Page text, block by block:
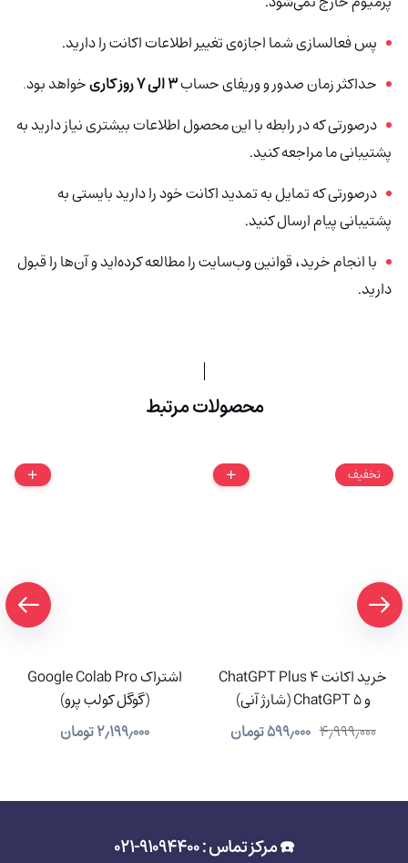
پس فعالسازی شما اجازه‌ی تغییر اطلاعات اکانت را دارید.
حداکثر زمان صدور و وریفای حساب3 الی 7 روز کاری خواهد بود.
درصورتی‌ که در رابطه با این محصول اطلاعات بیشتری نیاز دارید به
پشتیبانی ما مراجعه کنید.
درصورتی که تمایل به تمدید اکانت خود را دارید بایستی به
پشتیبانی پیام ارسال کنید.
با انجام خرید، قوانین وب‌سایت را مطالعه کرده‌اید و آن‌ها را قبول
دارید.
محصولات مرتبط
تخفیف
خرید اکانت ChatGPT Plus 4
و ChatGPT 5 (شارژ آنی)
۴٫۹۹۹٫۰۰۰ ۵۹۹٫۰۰۰تومان
اشتراک Google Colab Pro
(گوگل کولب پرو)
۲٫۱۹۹٫۰۰۰تومان
☎️ مرکز تماس : 91094400-021